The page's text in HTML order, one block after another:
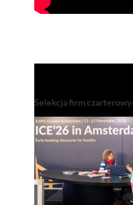
Selekcja firm